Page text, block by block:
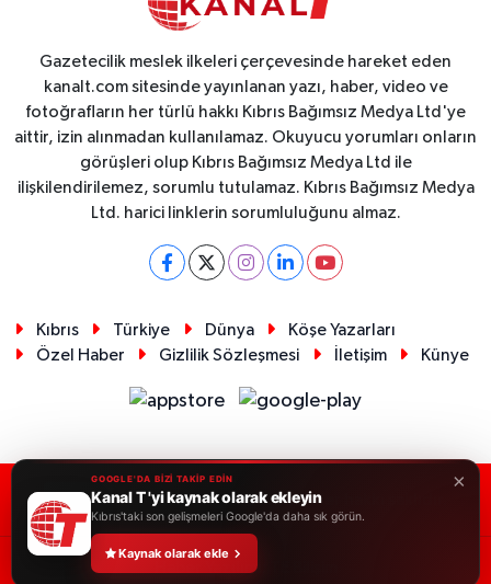
Gazetecilik meslek ilkeleri çerçevesinde hareket eden
kanalt.com sitesinde yayınlanan yazı, haber, video ve
fotoğrafların her türlü hakkı Kıbrıs Bağımsız Medya Ltd'ye
aittir, izin alınmadan kullanılamaz. Okuyucu yorumları onların
görüşleri olup Kıbrıs Bağımsız Medya Ltd ile
ilişkilendirilemez, sorumlu tutulamaz. Kıbrıs Bağımsız Medya
Ltd. harici linklerin sorumluluğunu almaz.
Kıbrıs Türkiye Dünya
Köşe Yazarları
Özel Haber
Gizlilik Sözleşmesi İletişim Künye
RSS Copyright © 2026. Her hakkı saklıdır.
Haber Yazılımı:
×
GOOGLE'DA BİZİ TAKİP EDİN
Kanal T 'yi kaynak olarak ekleyin
Kıbrıs'taki son gelişmeleri Google'da daha sık görün.
Kaynak olarak ekle